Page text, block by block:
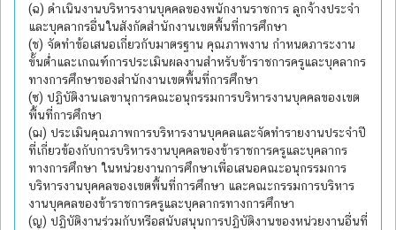
(ฉ) ดำเนินงานบริหารงานบุคคลของพนักงานราชการ ลูกจ้างประจำ
และบุคลากรอื่นในสังกัดสำนักงานเขตพื้นที่การศึกษา
(ช) จัดทำข้อเสนอเกี่ยวกับมาตรฐาน คุณภาพงาน กำหนดภาระงาน
ขั้นต่ำและเกณฑ์การประเมินผลงานสำหรับข้าราชการครูและบุคลากร
ทางการศึกษาของสำนักงานเขตพื้นที่การศึกษา
(ซ) ปฏิบัติงานเลขานุการคณะอนุกรรมการบริหารงานบุคคลของเขต
พื้นที่การศึกษา
(ฌ) ประเมินคุณภาพการบริหารงานบุคคลและจัดทำรายงานประจำปี
ที่เกี่ยวข้องกับการบริหารงานบุคคลของข้าราชการครูและบุคลากร
ทางการศึกษา ในหน่วยงานการศึกษาเพื่อเสนอคณะอนุกรรมการ
บริหารงานบุคคลของเขตพื้นที่การศึกษา และคณะกรรมการบริหาร
งานบุคคลของข้าราชการครูและบุคลากรทางการศึกษา
(ญ) ปฏิบัติงานร่วมกับหรือสนับสนุนการปฏิบัติงานของหน่วยงานอื่นที่